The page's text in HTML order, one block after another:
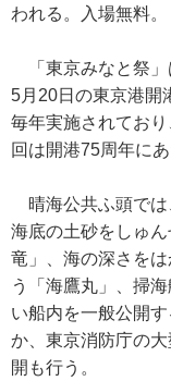
われる。入場無料。
「東京みなと祭」
5月20日の東京港開
毎年実施されてお
回は開港75周年にあ
晴海公共ふ頭では
海底の土砂をしゅ
竜」、海の深さを
う「海鷹丸」、掃
い船内を一般公開
か、東京消防庁の
開も行う。